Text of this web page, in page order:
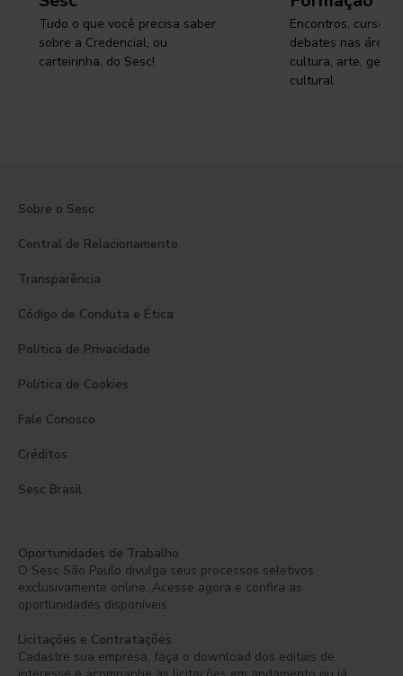
Tudo o que você precisa saber
sobre a Credencial, ou
carteirinha, do Sesc!
Encontros, cursos,
debates nas áreas
cultura, arte,
cultural
Sobre o Sesc
Central de Relacionamento
Transparência
Código de Conduta e Ética
Política de Privacidade
Política de Cookies
Fale Conosco
Créditos
Sesc Brasil
Oportunidades de Trabalho
O Sesc São Paulo divulga seus processos seletivos
exclusivamente online. Acesse agora e confira as
oportunidades disponíveis.
Licitações e Contratações
Cadastre sua empresa, faça o download dos editais de